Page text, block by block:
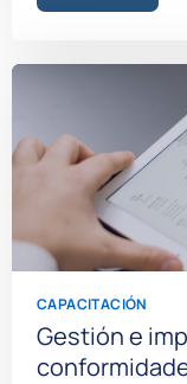
CAPACITACIÓN
Gestión e